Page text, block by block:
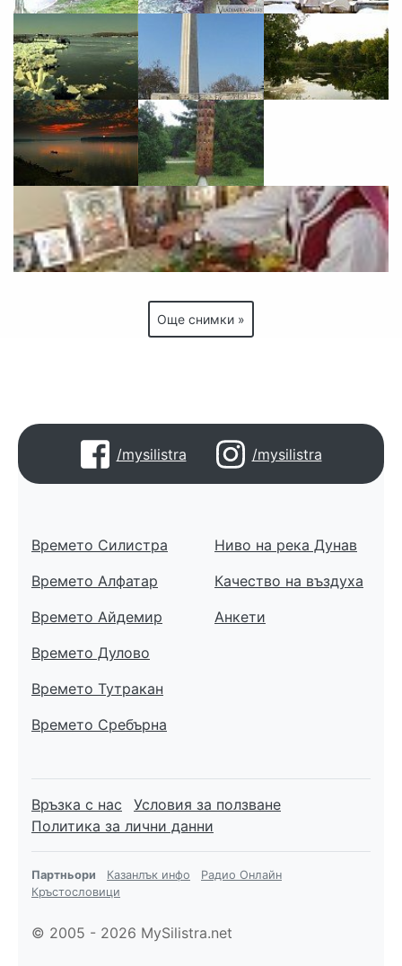
Още снимки »
/mysilistra /mysilistra
Времето Силистра
Времето Алфатар
Времето Айдемир
Времето Дулово
Времето Тутракан
Времето Сребърна
Ниво на река Дунав
Качество на въздуха
Анкети
Връзка с нас
Условия за ползване
Политика за лични данни
Партньори Казанлък инфо
Радио Онлайн
Кръстословици
© 2005 - 2026 MySilistra.net